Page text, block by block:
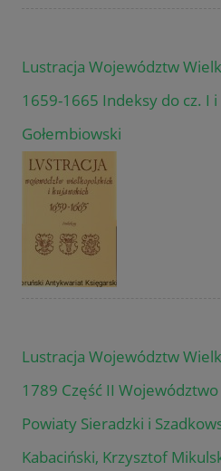
Lustracja Województw
1659-1665 Indeksy do cz. I
Gołembiowski
Lustracja Województw
1789 Część II
Powiaty Sieradzki i
Kabaciński, Krzysztof